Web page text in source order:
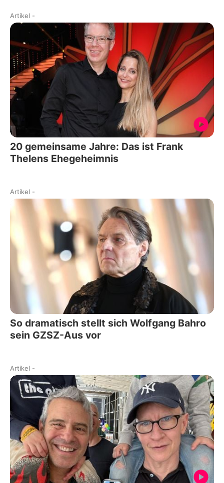
Artikel -
20 gemeinsame Jahre: Das ist Frank
Thelens Ehegeheimnis
Artikel -
So dramatisch stellt sich Wolfgang Bahro
sein GZSZ-Aus vor
Artikel -